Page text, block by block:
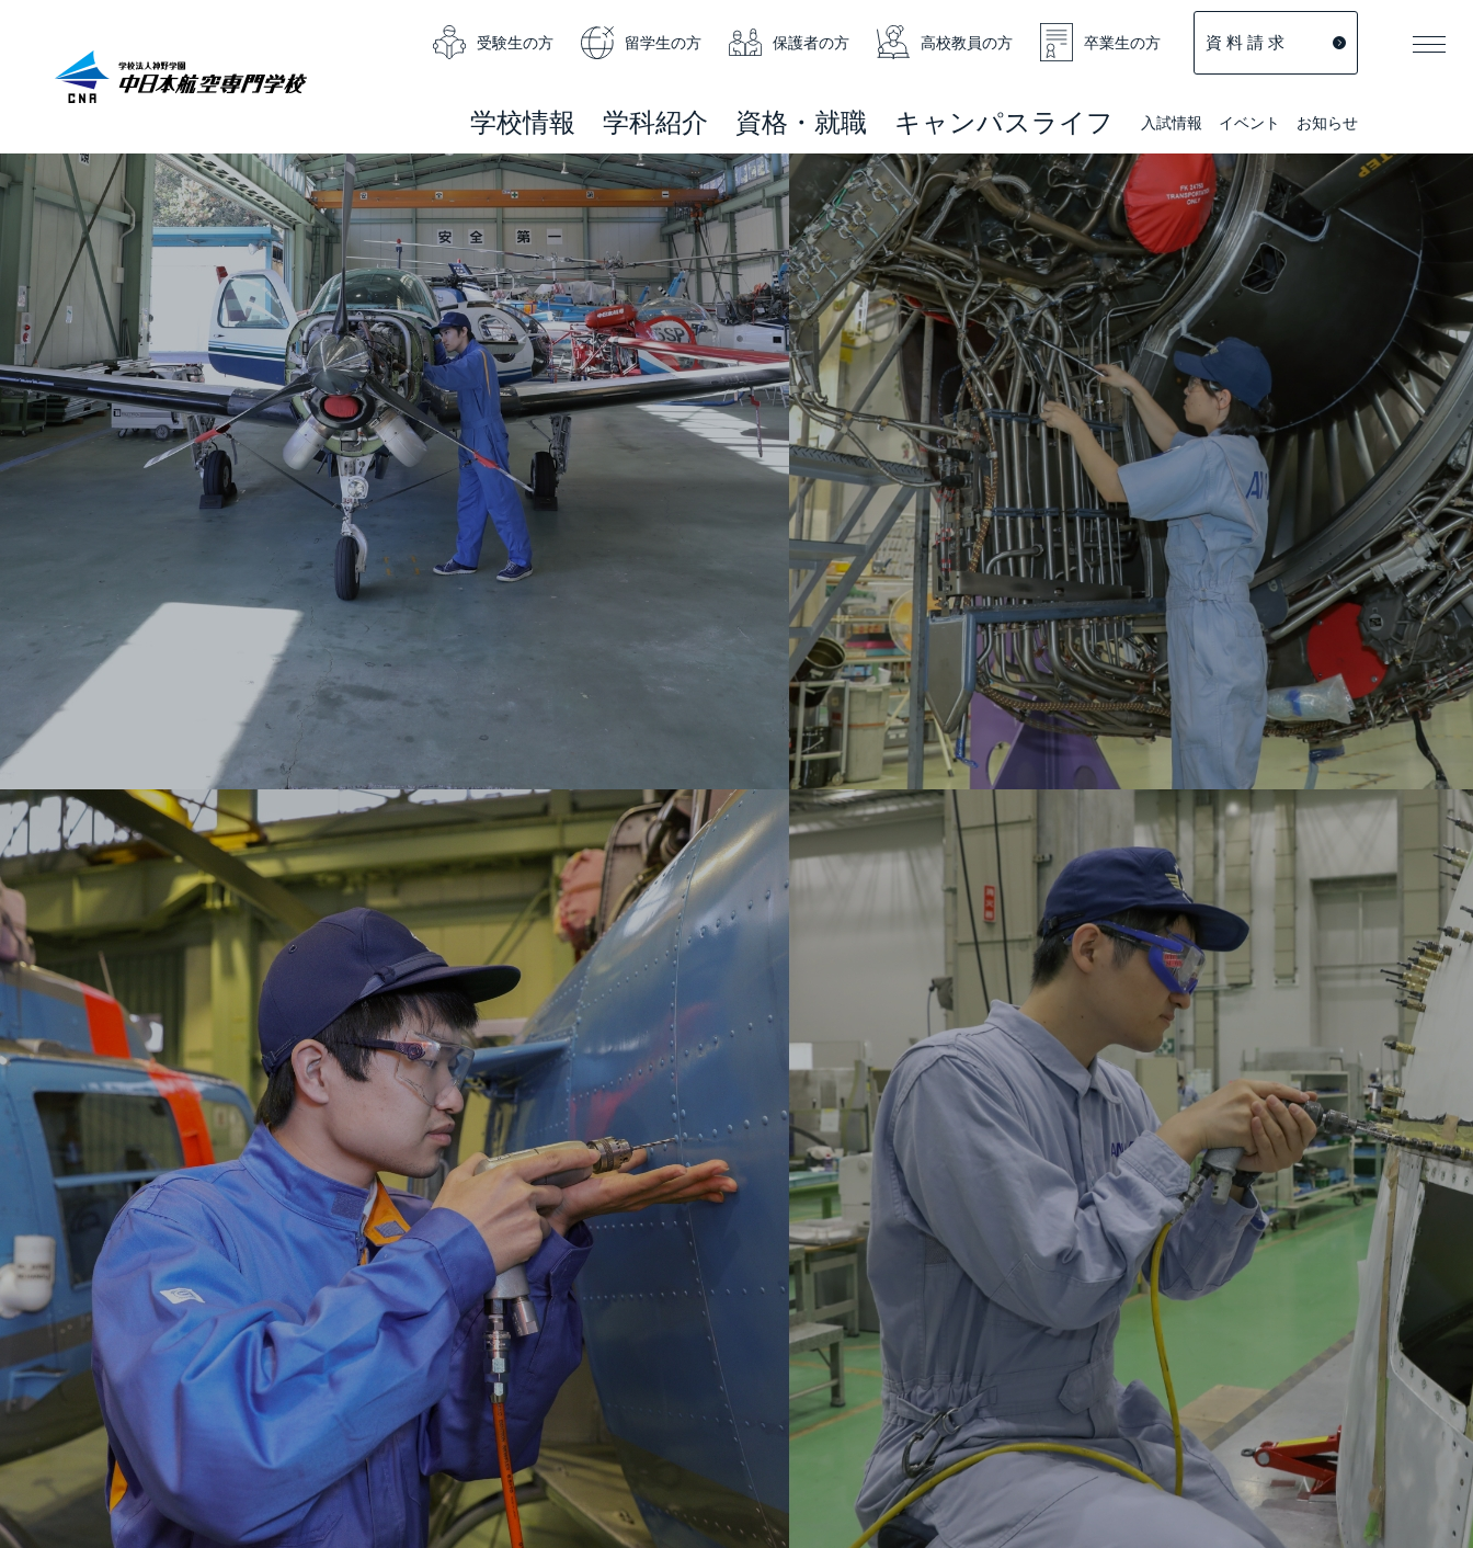
受験生の方 留学生の方 保護者の方 高校教員の方 卒業生の方 資 料 請 求
学校情報 学科紹介 資格・就職 キャンパスライフ 入試情報 イベント お知らせ